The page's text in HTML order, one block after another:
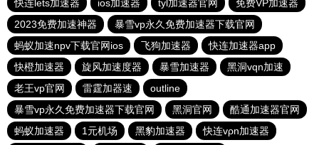
快连lets加速器
ios加速器 tyl加速器官网
免费VP加速器
2023免费加速神器
暴雪vp永久免费加速器下载官网
蚂蚁加速npv下载官网ios
飞狗加速器
快连加速器app
快橙加速器
旋风加速度器 暴雪加速器
黑洞vqn加速
老王vp官网
雷霆加器速
outline
暴雪vp永久免费加速器下载官网
黑洞官网
酷通加速器官网
蚂蚁加速器
1元机场 黑豹加速器 快连vρn加速器